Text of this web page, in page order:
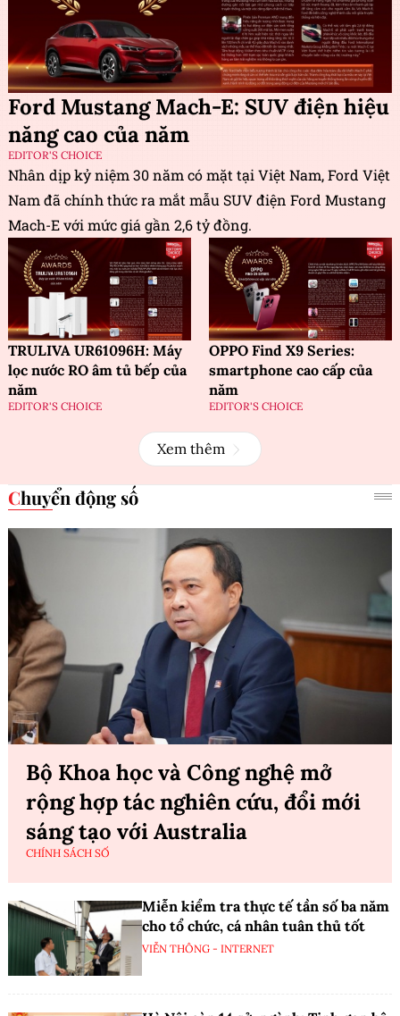
Ford Mustang Mach-E: SUV điện hiệu
năng cao của năm
EDITOR'S CHOICE
Nhân dịp kỷ niệm 30 năm có mặt tại Việt Nam, Ford Việt
Nam đã chính thức ra mắt mẫu SUV điện Ford Mustang
Mach-E với mức giá gần 2,6 tỷ đồng.
TRULIVA UR61096H: Máy
lọc nước RO âm tủ bếp của
năm
EDITOR'S CHOICE
OPPO Find X9 Series:
smartphone cao cấp của
năm
EDITOR'S CHOICE
Xem thêm
Chuyển động số
Bộ Khoa học và Công nghệ mở
rộng hợp tác nghiên cứu, đổi mới
sáng tạo với Australia
CHÍNH SÁCH SỐ
Miễn kiểm tra thực tế tần số ba năm
cho tổ chức, cá nhân tuân thủ tốt
VIỄN THÔNG - INTERNET